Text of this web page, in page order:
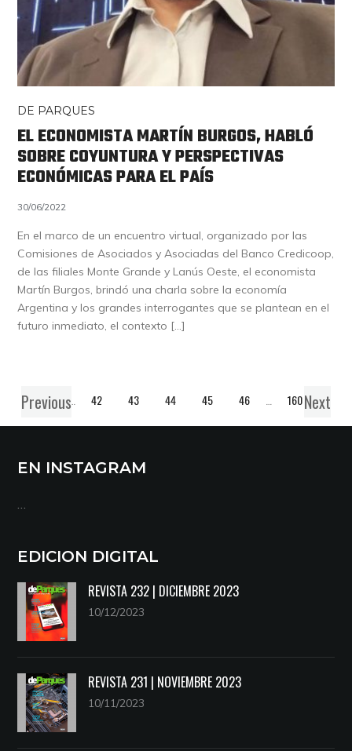
DE PARQUES
EL ECONOMISTA MARTÍN BURGOS, HABLÓ
SOBRE COYUNTURA Y PERSPECTIVAS
ECONÓMICAS PARA EL PAÍS
30/06/2022
En el marco de un encuentro virtual, organizado por las
Comisiones de Asociados y Asociadas del Banco Credicoop,
de las filiales Monte Grande y Lanús Oeste, el economista
Martín Burgos, brindó una charla sobre la economía
Argentina y los grandes interrogantes que se plantean en el
futuro inmediato, el contexto […]
Previous
1 … 42 43 44 45 46 160Next
EN INSTAGRAM
…
EDICION DIGITAL
REVISTA 232 | DICIEMBRE 2023
10/12/2023
REVISTA 231 | NOVIEMBRE 2023
10/11/2023